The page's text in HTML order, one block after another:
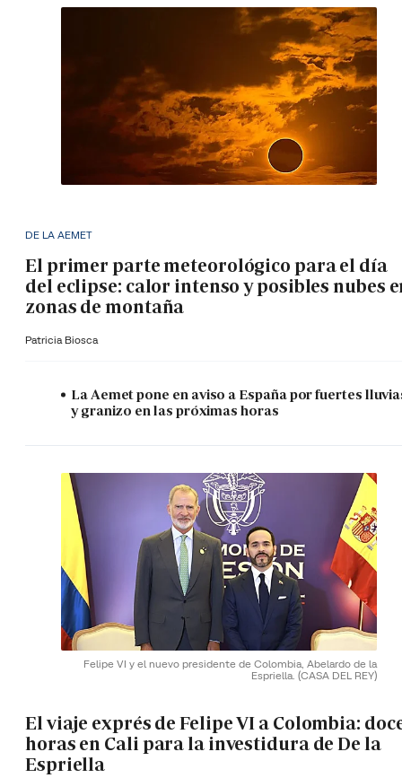
DE LA AEMET
El primer parte meteorológico para el día
del eclipse: calor intenso y posibles nubes
zonas de montaña
Patricia Biosca
La Aemet pone en aviso a España por fuertes
y granizo en las próximas horas
Felipe VI y el nuevo presidente de Colombia, Abelardo de la
Espriella. (CASA DEL REY)
El viaje exprés de Felipe VI a Colombia:
horas en Cali para la investidura de De la
Espriella